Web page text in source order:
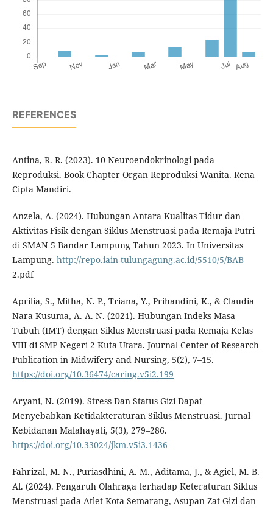
REFERENCES
Antina, R. R. (2023). 10 Neuroendokrinologi pada
Reproduksi. Book Chapter Organ Reproduksi Wanita. Rena
Cipta Mandiri.
Anzela, A. (2024). Hubungan Antara Kualitas Tidur dan
Aktivitas Fisik dengan Siklus Menstruasi pada Remaja Putri
di SMAN 5 Bandar Lampung Tahun 2023. In Universitas
Lampung. http://repo.iain-tulungagung.ac.id/5510/5/BAB
2.pdf
Aprilia, S., Mitha, N. P., Triana, Y., Prihandini, K., & Claudia
Nara Kusuma, A. A. N. (2021). Hubungan Indeks Masa
Tubuh (IMT) dengan Siklus Menstruasi pada Remaja Kelas
VIII di SMP Negeri 2 Kuta Utara. Journal Center of Research
Publication in Midwifery and Nursing, 5(2), 7–15.
https://doi.org/10.36474/caring.v5i2.199
Aryani, N. (2019). Stress Dan Status Gizi Dapat
Menyebabkan Ketidakteraturan Siklus Menstruasi. Jurnal
Kebidanan Malahayati, 5(3), 279–286.
https://doi.org/10.33024/jkm.v5i3.1436
Fahrizal, M. N., Puriasdhini, A. M., Aditama, J., & Agiel, M. B.
Al. (2024). Pengaruh Olahraga terhadap Keteraturan Siklus
Menstruasi pada Atlet Kota Semarang, Asupan Zat Gizi dan